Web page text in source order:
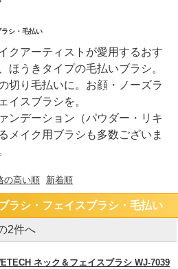
ラシ・毛払い
クアーティストが愛用するおす
ほうきタイプの毛払いブラシ。
切り毛払いに。お顔・ノーズラ
イスブラシを。
ンデーション（パウダー・リキ
メイク用ブラシも多数ございま
の高い順 新着順
ラシ・フェイスブラシ・毛払い
2件へ
ネック＆フェイスブラシ WJ-7039